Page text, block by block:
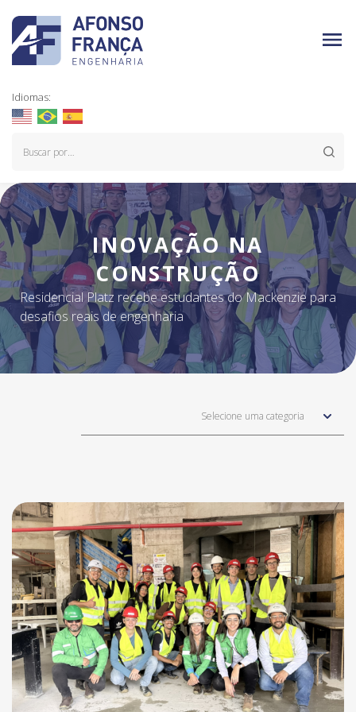
Idiomas:
INOVAÇÃO NA
CONSTRUÇÃO
Residencial Platz recebe estudantes do Mackenzie para
desafios reais de engenharia
Selecione uma categoria